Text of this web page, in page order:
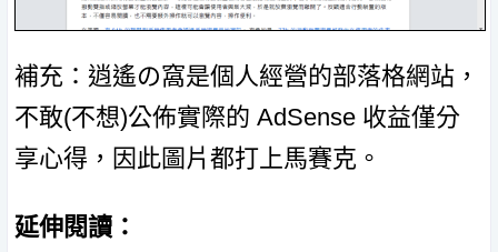
補充：逍遙の窩是個人經營的部落格網站，
不敢(不想)公佈實際的 AdSense 收益僅分
享心得，因此圖片都打上馬賽克。
延伸閱讀：